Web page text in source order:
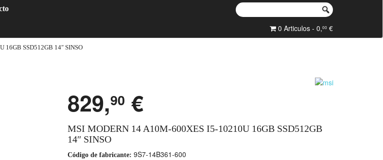
0 Articulos - 0,00 €
16GB SSD512GB 14″ SINSO
829,90 €
MSI MODERN 14 A10M-600XES I5-10210U 16GB SSD512GB
14″ SINSO
Código de fabricante: 9S7-14B361-600